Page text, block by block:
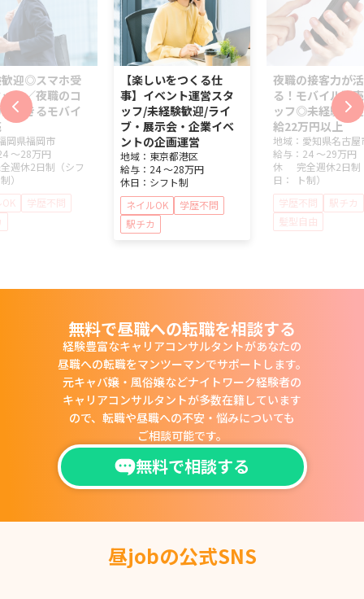
迎◎スマホ受
フ／夜職のコ
活きるモバイ
岡県福岡市
～28万円
週休2日制（シフ
）
学歴不問
【楽しいをつくる仕
事】イベント運営スタ
ッフ/未経験歓迎/ライ
ブ・展示会・企業イベ
ントの企画運営
地域： 東京都港区
給与： 24 ～28万円
休日： シフト制
ネイルOK
学歴不問
駅チカ
夜職の接客力が
る！モバイル販
ッフ◎未経験歓
給22万円以上
地域： 愛知県名古屋
給与： 24 ～29万円
休
日：
完全週休2日制
ト制）
学歴不問
駅チカ
髪型自由
無料で昼職への転職を相談する
経験豊富なキャリアコンサルタントがあなたの
昼職への転職をマンツーマンでサポートします。
元キャバ嬢・風俗嬢などナイトワーク経験者の
キャリアコンサルタントが多数在籍しています
ので、 転職や昼職への不安・悩みについても
ご相談可能です。
無料で相談する
昼jobの公式SNS